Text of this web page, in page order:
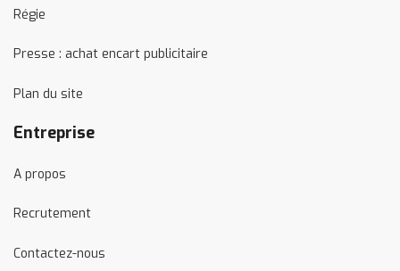
Régie
Presse : achat encart publicitaire
Plan du site
Entreprise
A propos
Recrutement
Contactez-nous